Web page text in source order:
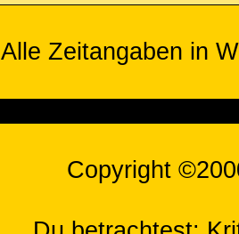
Alle Zeitangaben in
Copyright